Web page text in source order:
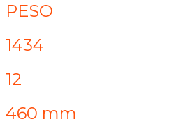
PESO
1434
12
460 mm